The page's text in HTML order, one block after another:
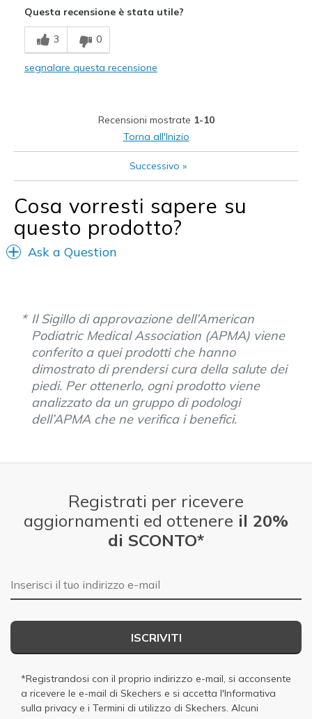
Migliori Utilizzi:
Casual Wear
Going Out
Feels true to width
Sizing
Feels true to size
Shoes are for Wearing
Questa recensione è stata utile?
3 0
segnalare questa recensione
Recensioni mostrate 1-10
Torna all'Inizio
Successivo »
Cosa vorresti sapere su
questo prodotto?
Ask a Question
Il Sigillo di approvazione dell’American
Podiatric Medical Association (APMA) viene
conferito a quei prodotti che hanno
dimostrato di prendersi cura della salute dei
piedi. Per ottenerlo, ogni prodotto viene
analizzato da un gruppo di podologi
dell’APMA che ne verifica i benefici.
Registrati per ricevere
aggiornamenti ed ottenere il 20%
di SCONTO*
E-mail
ISCRIVITI
*Registrandosi con il proprio indirizzo e-mail, si acconsente
a ricevere le e-mail di Skechers e si accetta l'Informativa
sulla privacy e i Termini di utilizzo di Skechers. Alcuni